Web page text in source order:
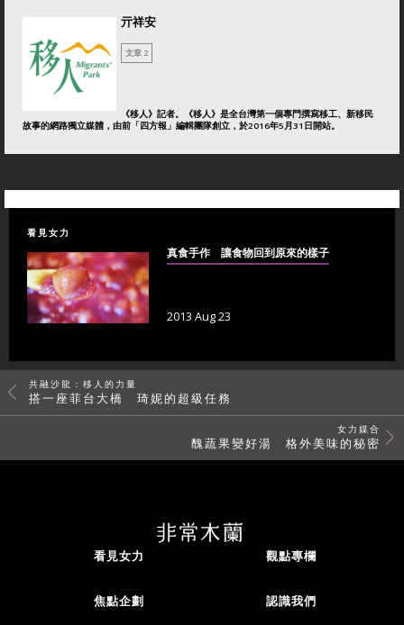
亓祥安
文章 2
《移人》記者。《移人》是全台灣第一個專門撰寫移工、新移民
故事的網路獨立媒體，由前「四方報」編輯團隊創立，於2016年5月31日開站。
看見女力
真食手作 讓食物回到原來的樣子
2013 Aug 23
共融沙龍：移人的力量
搭一座菲台大橋 琦妮的超級任務
女力媒合
醜蔬果變好湯 格外美味的秘密
看見女力 觀點專欄
焦點企劃 認識我們